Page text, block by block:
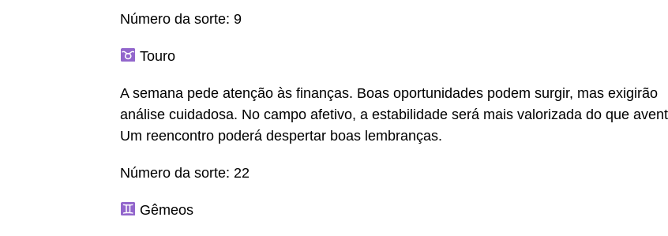
Número da sorte: 9
Touro
A semana pede atenção às finanças. Boas oportunidades podem surgir, mas exigirão
análise cuidadosa. No campo afetivo, a estabilidade será mais valorizada do que
Um reencontro poderá despertar boas lembranças.
Número da sorte: 22
Gêmeos